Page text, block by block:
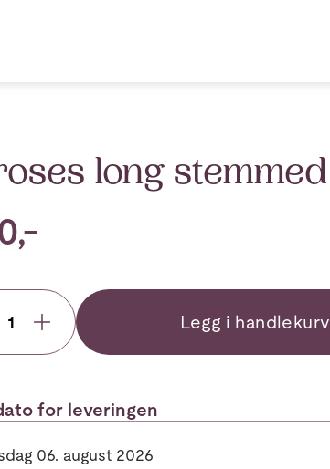
long stemmed
Legg i handlekurv
for leveringen
06. august 2026